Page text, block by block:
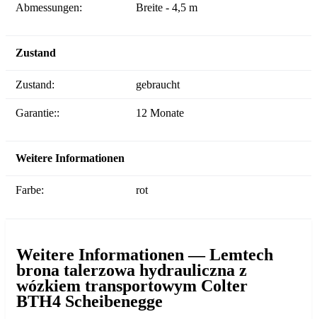
Abmessungen: Breite - 4,5 m
Zustand
Zustand: gebraucht
Garantie:: 12 Monate
Weitere Informationen
Farbe: rot
Weitere Informationen — Lemtech
brona talerzowa hydrauliczna z
wózkiem transportowym Colter
BTH4 Scheibenegge